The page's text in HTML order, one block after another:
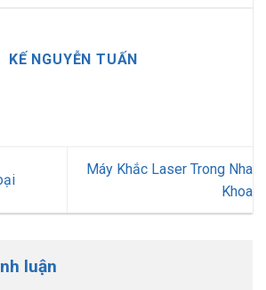
KẾ NGUYỄN TUẤN
Máy Khắc Laser Trong Nha
Khoa
luận